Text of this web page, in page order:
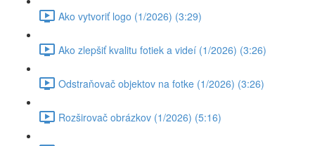
Ako vytvoriť logo (1/2026) (3:29)
Ako zlepšiť kvalitu fotiek a videí (1/2026) (3:26)
Odstraňovač objektov na fotke (1/2026) (3:26)
Rozširovač obrázkov (1/2026) (5:16)